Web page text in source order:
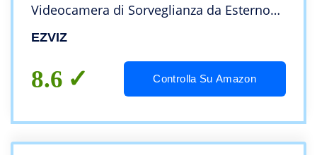
Videocamera di Sorveglianza da Esterno
con Visione Notturna a 30m, Rilevamento
Modello C3TN
EZVIZ
8.6 Controlla Su Amazon